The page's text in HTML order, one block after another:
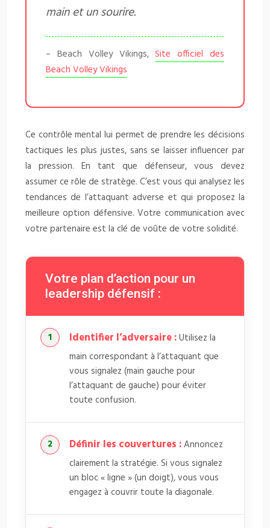
main et un sourire.
– Beach Volley Vikings,Site officiel des
Beach Volley Vikings
Ce contrôle mental lui permet de prendre les décisions
tactiques les plus justes, sans se laisser influencer par
la pression. En tant que défenseur, vous devez
assumer ce rôle de stratège. C’est vous qui analysez les
tendances de l’attaquant adverse et qui proposez la
meilleure option défensive. Votre communication avec
votre partenaire est la clé de voûte de votre solidité.
Votre plan d’action pour un
leadership défensif :
Identifier l’adversaire :Utilisez la
main correspondant à l’attaquant que
vous signalez (main gauche pour
l’attaquant de gauche) pour éviter
toute confusion.
Définir les couvertures :Annoncez
clairement la stratégie. Si vous signalez
un bloc « ligne » (un doigt), vous vous
engagez à couvrir toute la diagonale.